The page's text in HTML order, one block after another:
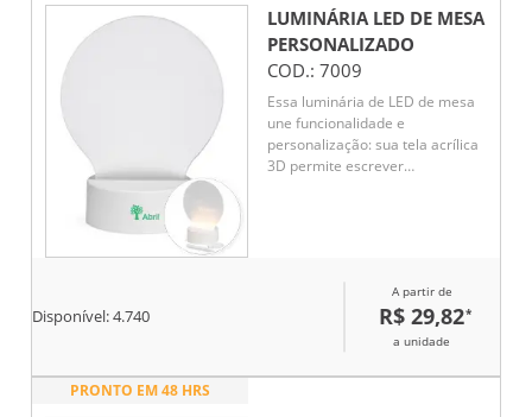
LUMINÁRIA LED DE MESA
PERSONALIZADO
COD.: 7009
Essa luminária de LED de mesa
une funcionalidade e
personalização: sua tela acrílica
3D permite escrever
integrado à base plástica ou por
3 pilhas AAA (não inclusas),
oferece iluminação suave e
Disponível:4.740
A partir de
R$ 29,82*
a unidade
PRONTO EM 48 HRS